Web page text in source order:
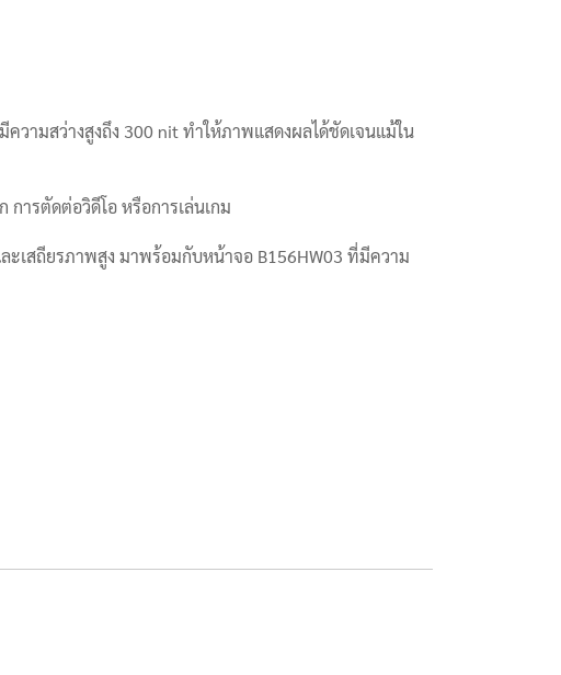
วามสว่างสูงถึง 300 nit ทำให้ภาพแสดงผลได้ชัดเจนแม้ใน
ารตัดต่อวิดีโอ หรือการเล่นเกม
ะเสถียรภาพสูง มาพร้อมกับหน้าจอ B156HW03 ที่มีความ